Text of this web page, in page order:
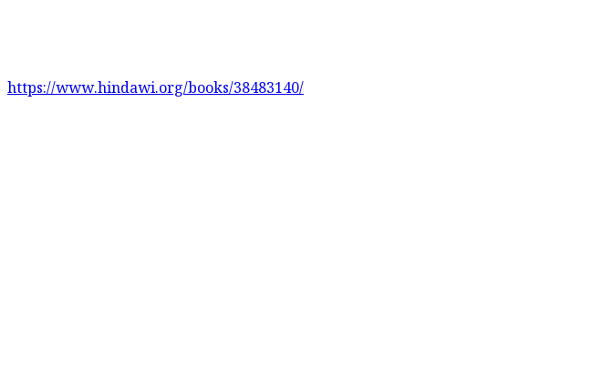
https://www.hindawi.org/books/38483140/